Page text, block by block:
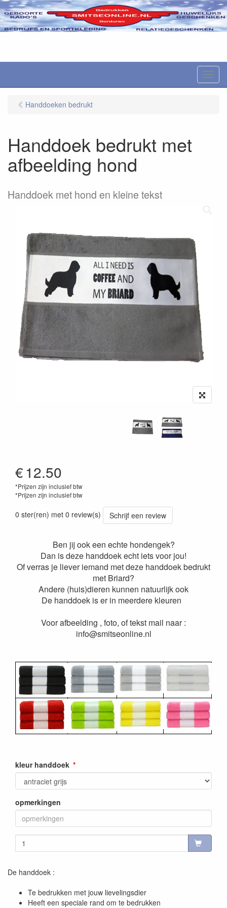
M
e
Handdoeken bedrukt
Handdoek bedrukt met
afbeelding hond
Handdoek met hond en kleine tekst
€12.50
*Prijzen zijn inclusief btw
*Prijzen zijn inclusief btw
0 ster(ren) met 0 review(s) Schrijf een review
Ben jij ook een echte hondengek?
Dan is deze handdoek echt iets voor jou!
Of verras je liever iemand met deze handdoek bedrukt
met Briard?
Andere (huis)dieren kunnen natuurlijk ook
De handdoek is er in meerdere kleuren
Voor afbeelding , foto, of tekst mail naar :
info@smitseonline.nl
kleur handdoek
opmerkingen
De handdoek :
Te bedrukken met jouw lievelingsdier
Heeft een speciale rand om te bedrukken